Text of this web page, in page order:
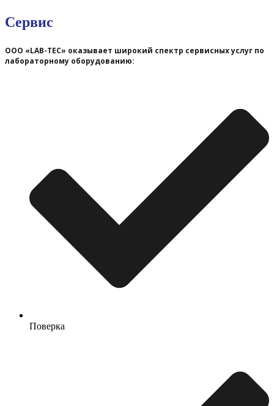
Сервис
ООО «LAB-TEC» оказывает широкий спектр сервисных услуг по
лабораторному оборудованию:
Поверка